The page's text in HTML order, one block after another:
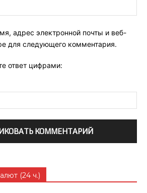
адрес электронной почты и веб-
для следующего комментария.
ответ цифрами:
(24 ч.)